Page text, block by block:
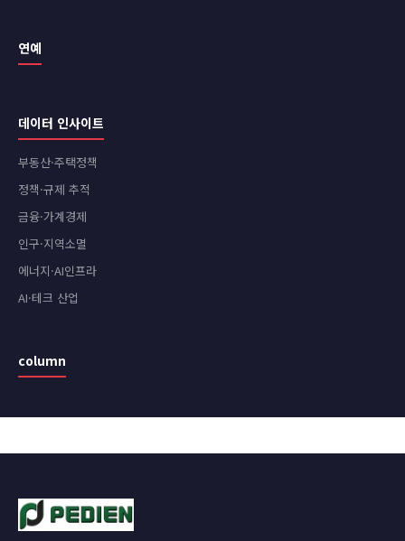
연예
데이터 인사이트
부동산·주택정책
정책·규제 추적
금융·가계경제
인구·지역소멸
에너지·AI인프라
AI·테크 산업
column